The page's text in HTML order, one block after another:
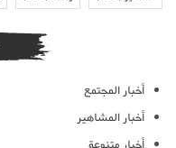
أخبار المجتمع
أخبار المشاهير